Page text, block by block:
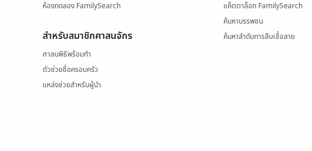
ห้องทดลอง FamilySearch
สำหรับสมาชิกศาสนจักร
ศาสนพิธีพร้อมทำ
ตัวช่วยชื่อครอบครัว
แหล่งช่วยสำหรับผู้นำ
แค็ตตาล็อก FamilySearch
ค้นหาบรรพชน
ค้นหาลำดับการสืบเชื้อสาย